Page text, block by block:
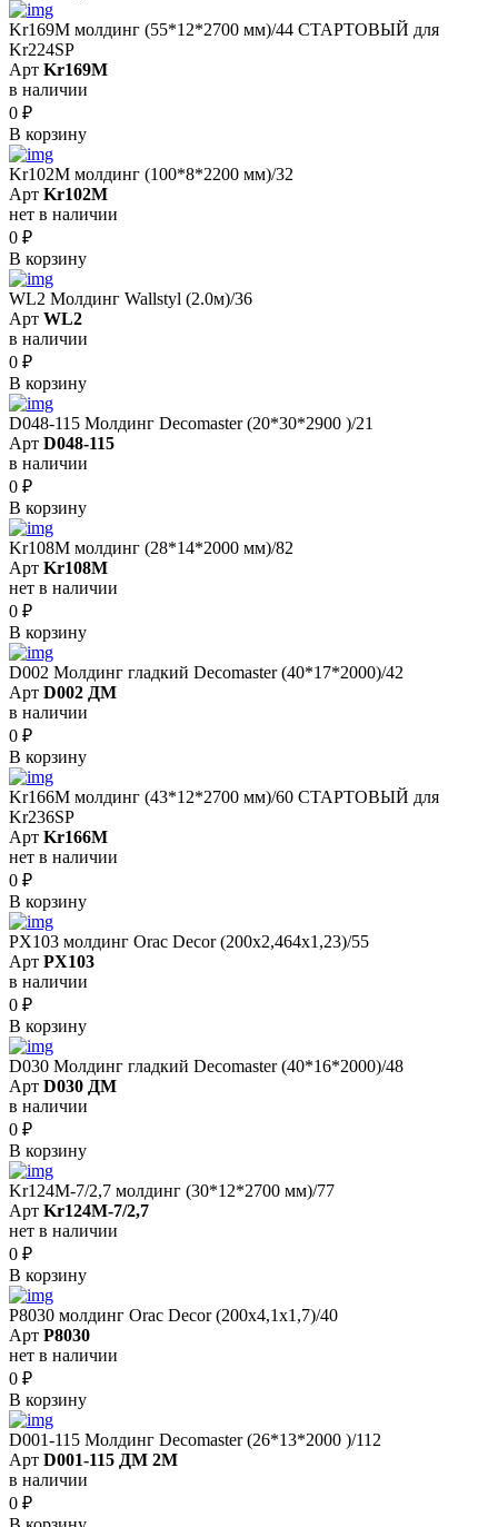
Kr169M молдинг (55*12*2700 мм)/44 СТАРТОВЫЙ для
Kr224SP
Арт Kr169M
в наличии
0 ₽
В корзину
Kr102M молдинг (100*8*2200 мм)/32
Арт Kr102M
нет в наличии
0 ₽
В корзину
WL2 Молдинг Wallstyl (2.0м)/36
Арт WL2
в наличии
0 ₽
В корзину
D048-115 Молдинг Decomaster (20*30*2900 )/21
Арт D048-115
в наличии
0 ₽
В корзину
Kr108M молдинг (28*14*2000 мм)/82
Арт Kr108M
нет в наличии
0 ₽
В корзину
D002 Молдинг гладкий Decomaster (40*17*2000)/42
Арт D002 ДМ
в наличии
0 ₽
В корзину
Kr166M молдинг (43*12*2700 мм)/60 СТАРТОВЫЙ для
Kr236SP
Арт Kr166M
нет в наличии
0 ₽
В корзину
PX103 молдинг Orac Decor (200x2,464x1,23)/55
Арт PX103
в наличии
0 ₽
В корзину
D030 Молдинг гладкий Decomaster (40*16*2000)/48
Арт D030 ДМ
в наличии
0 ₽
В корзину
Kr124M-7/2,7 молдинг (30*12*2700 мм)/77
Арт Kr124M-7/2,7
нет в наличии
0 ₽
В корзину
P8030 молдинг Orac Decor (200x4,1x1,7)/40
Арт P8030
нет в наличии
0 ₽
В корзину
D001-115 Молдинг Decomaster (26*13*2000 )/112
Арт D001-115 ДМ 2М
в наличии
0 ₽